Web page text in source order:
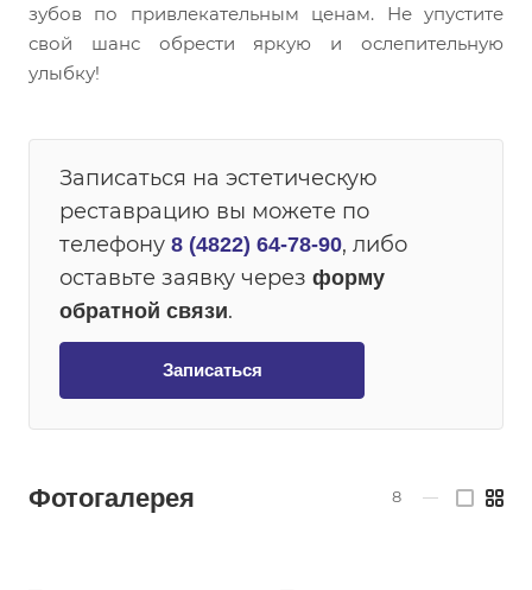
зубов по привлекательным ценам. Не упустите
свой шанс обрести яркую и ослепительную
улыбку!
Записаться на эстетическую
реставрацию вы можете по
телефону 8 (4822) 64-78-90, либо
оставьте заявку через форму
обратной связи.
Записаться
Фотогалерея 8 —